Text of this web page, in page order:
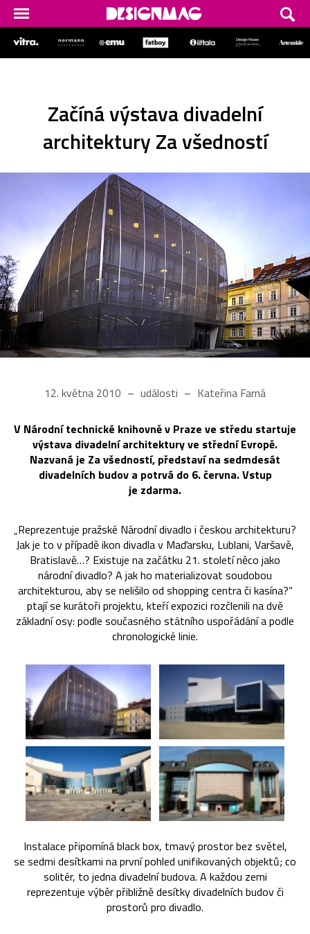
Začíná výstava divadelní
architektury Za všedností
12. května 2010 události Kateřina Farná
V Národní technické knihovně v Praze ve středu startuje
výstava divadelní architektury ve střední Evropě.
Nazvaná je Za všedností, představí na sedmdesát
divadelních budov a potrvá do 6. června. Vstup
je zdarma.
„Reprezentuje pražské Národní divadlo i českou architekturu?
Jak je to v případě ikon divadla v Maďarsku, Lublani, Varšavě,
Bratislavě…? Existuje na začátku 21. století něco jako
národní divadlo? A jak ho materializovat soudobou
architekturou, aby se nelišilo od shopping centra či kasína?“
ptají se kurátoři projektu, kteří expozici rozčlenili na dvě
základní osy: podle současného státního uspořádání a podle
chronologické linie.
Instalace připomíná black box, tmavý prostor bez světel,
se sedmi desítkami na první pohled unifikovaných objektů; co
solitér, to jedna divadelní budova. A každou zemi
reprezentuje výběr přibližně desítky divadelních budov či
prostorů pro divadlo.